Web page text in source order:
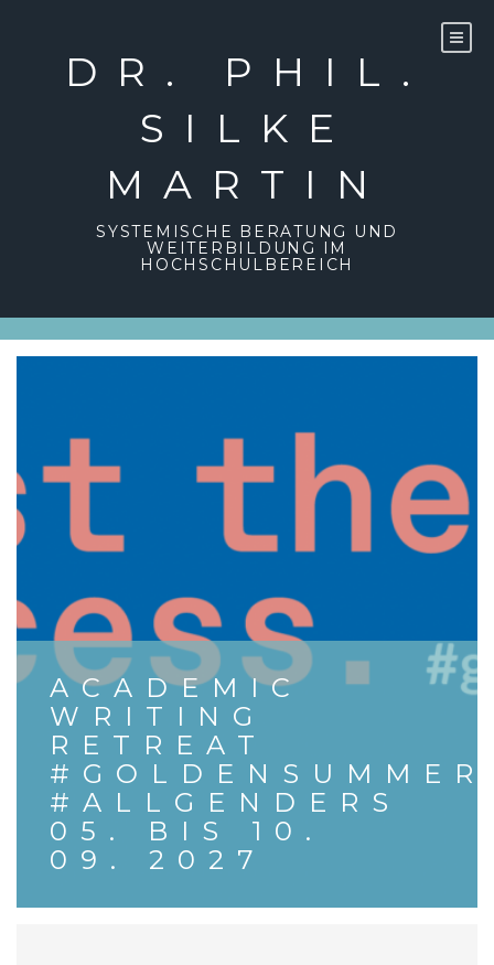
DR. PHIL.
SILKE
MARTIN
SYSTEMISCHE BERATUNG UND
WEITERBILDUNG IM
HOCHSCHULBEREICH
ACADEMIC
WRITING
RETREAT
#GOLDENSUMMER
#ALLGENDERS
05. BIS 10.
09. 2027